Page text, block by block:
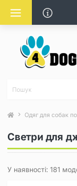
Одяг для собак
Светри для
У наявності: 181